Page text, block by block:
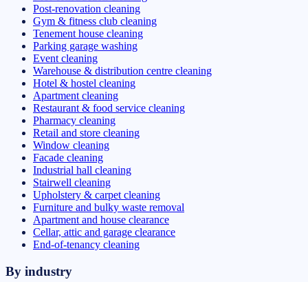
Post-renovation cleaning
Gym & fitness club cleaning
Tenement house cleaning
Parking garage washing
Event cleaning
Warehouse & distribution centre cleaning
Hotel & hostel cleaning
Apartment cleaning
Restaurant & food service cleaning
Pharmacy cleaning
Retail and store cleaning
Window cleaning
Facade cleaning
Industrial hall cleaning
Stairwell cleaning
Upholstery & carpet cleaning
Furniture and bulky waste removal
Apartment and house clearance
Cellar, attic and garage clearance
End-of-tenancy cleaning
By industry